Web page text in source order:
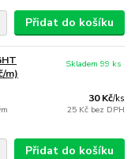
Přidat do košíku
m)
30 Kč/ks
25 Kč bez DPH
Skladem 99 ks
Přidat do košíku